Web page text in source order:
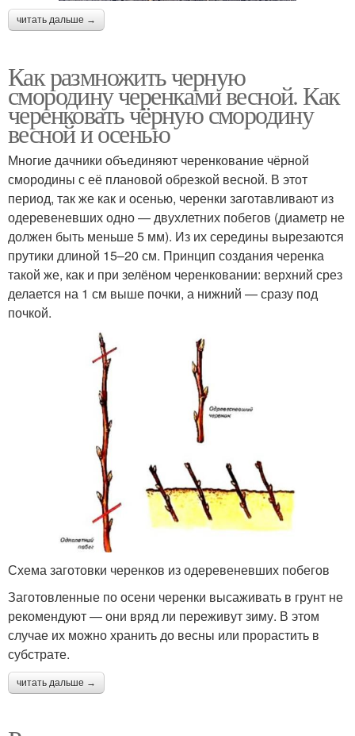
читать дальше →
Как размножить черную
смородину черенками весной. Как
черенковать чёрную смородину
весной и осенью
Многие дачники объединяют черенкование чёрной
смородины с её плановой обрезкой весной. В этот
период, так же как и осенью, черенки заготавливают из
одеревеневших одно — двухлетних побегов (диаметр не
должен быть меньше 5 мм). Из их середины вырезаются
прутики длиной 15–20 см. Принцип создания черенка
такой же, как и при зелёном черенковании: верхний срез
делается на 1 см выше почки, а нижний — сразу под
почкой.
Схема заготовки черенков из одеревеневших побегов
Заготовленные по осени черенки высаживать в грунт не
рекомендуют — они вряд ли переживут зиму. В этом
случае их можно хранить до весны или прорастить в
субстрате.
читать дальше →